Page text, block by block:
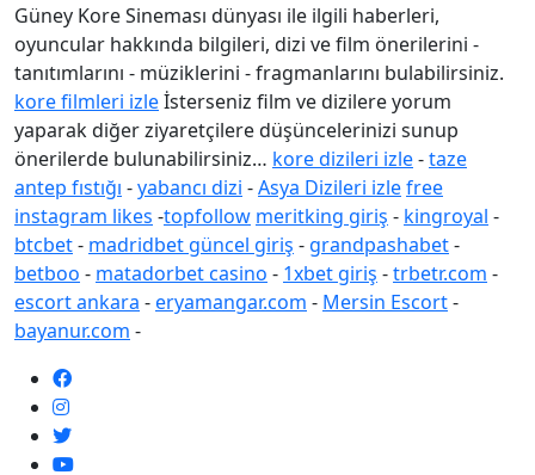
Güney Kore Sineması dünyası ile ilgili haberleri,
oyuncular hakkında bilgileri, dizi ve film önerilerini -
tanıtımlarını - müziklerini - fragmanlarını bulabilirsiniz.
kore filmleri izleİsterseniz film ve dizilere yorum
yaparak diğer ziyaretçilere düşüncelerinizi sunup
önerilerde bulunabilirsiniz… kore dizileri izle-taze
antep fıstığı -yabancı dizi -Asya Dizileri izlefree
instagram likes -topfollow meritking giriş - kingroyal -
btcbet- madridbet güncel giriş - grandpashabet-
betboo - matadorbet casino - 1xbet giriş -trbetr.com -
escort ankara -eryamangar.com - Mersin Escort-
bayanur.com -